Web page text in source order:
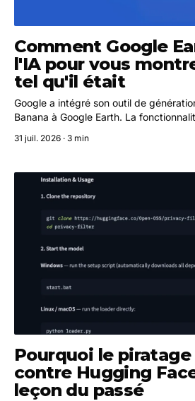
Comment Google
l'IA pour vous
tel qu'il était
Google a intégré son outil de
Banana à Google Earth. La
projets immobiliers ou de produire des
31 juil. 2026 · 3 min
Pourquoi le piratage
contre Hugging
leçon du passé